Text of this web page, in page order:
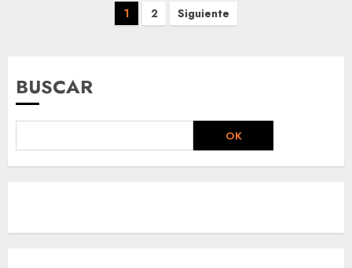
1 2 Siguiente
BUSCAR
OK